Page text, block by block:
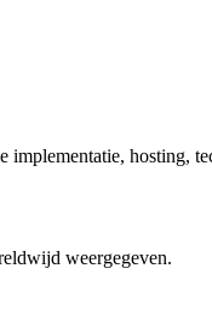
hosting,
weergegeven.